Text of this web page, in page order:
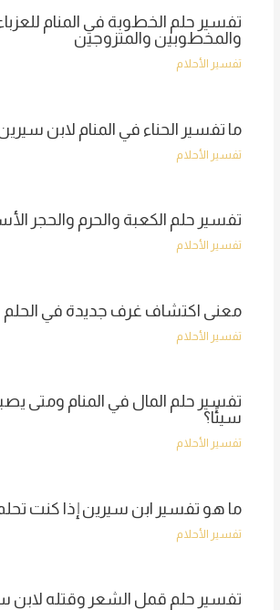
تفسير حلم الخطوبة في المنام
والمخطوبين والمتزوجين
تفسير الأحلام
ما تفسير الحناء في المنام لابن
تفسير الأحلام
تفسير حلم الكعبة والحرم والحجر
تفسير الأحلام
معنى اكتشاف غرف جديدة في الحلم
تفسير الأحلام
تفسير حلم المال في المنام ومتى
سيئًا؟
تفسير الأحلام
ما هو تفسير ابن سيرين إذا كنت تحلم
تفسير الأحلام
تفسير حلم قمل الشعر وقتله لابن